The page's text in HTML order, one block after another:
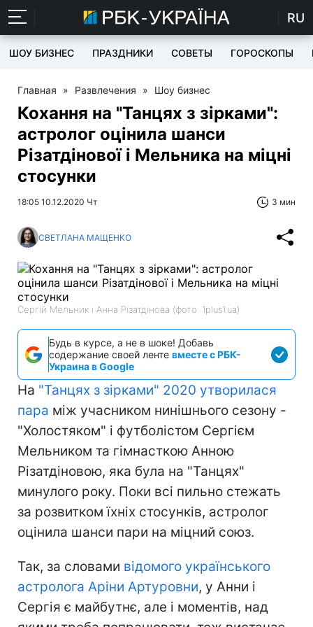
RU
ШОУ БИЗНЕС ПРАЗДНИКИ СОВЕТЫ ГОРОСКОПЫ
Главная » Развлечения » Шоу бизнес
Кохання на "Танцях з зірками":
астролог оцінила шанси
Різатдінової і Мельника на міцні
стосунки
18:05 10.12.2020 Чт 3 мин
СВЕТЛАНА МАЩЕНКО
Сергій Мельник і Анна Різатдінова (фото: 1plus1.ua)
Будь в курсе, а не в шоке! Добавь
содержание своей ленте вместе с РБК-
Украина в Google
На "Танцях з зірками" 2020 утворилася
пара між учасником нинішнього сезону -
"Холостяком" і футболістом Сергієм
Мельником та гімнасткою Анною
Різатдіновою, яка була на "Танцях"
минулого року. Поки всі пильно стежать
за розвитком їхніх стосунків, астролог
оцінила шанси пари на міцний союз.
Так, за словами відомого українського
астролога Аріни Артуровни, у Анни і
Сергія є майбутнє, але і моментів, над